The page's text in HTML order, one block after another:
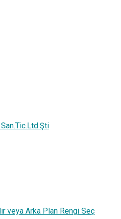
veya Arka Plan Rengi Seç